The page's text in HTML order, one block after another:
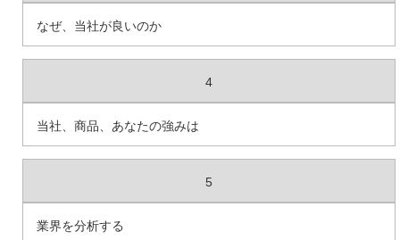
なぜ、当社が良いのか
4
当社、商品、あなたの強みは
5
業界を分析する